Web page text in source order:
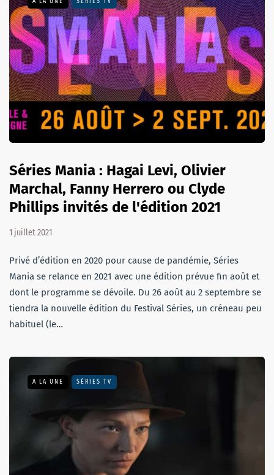
Séries Mania : Hagai Levi, Olivier
Marchal, Fanny Herrero ou Clyde
Phillips invités de l'édition 2021
1 juillet 2021
Privé d’édition en 2020 pour cause de pandémie, Séries
Mania se relance en 2021 avec une édition prévue fin août et
dont le programme se dévoile. Du 26 août au 2 septembre se
tiendra la nouvelle édition du Festival Séries, un créneau peu
habituel (le…
A LA UNE SÉRIES TV